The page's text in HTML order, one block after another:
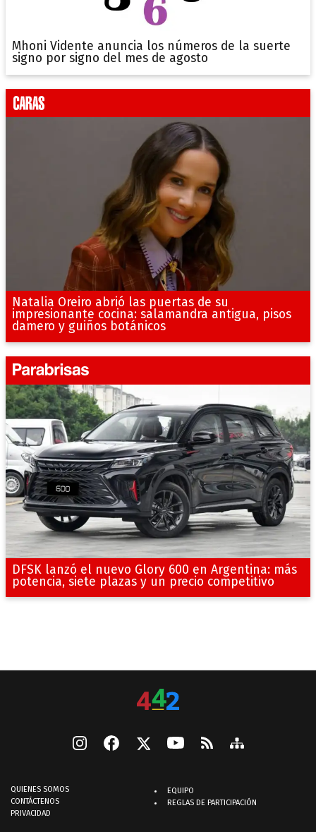
Mhoni Vidente anuncia los números de la suerte
signo por signo del mes de agosto
Natalia Oreiro abrió las puertas de su
impresionante cocina: salamandra antigua, pisos
damero y guiños botánicos
DFSK lanzó el nuevo Glory 600 en Argentina: más
potencia, siete plazas y un precio competitivo
QUIENES SOMOS
CONTÁCTENOS
PRIVACIDAD
EQUIPO
REGLAS DE PARTICIPACIÓN